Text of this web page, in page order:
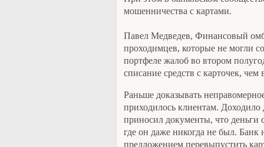
мошенничества с картами.
Павел Медведев, Финансовый
проходимцев, которые не могли
портфеле жалоб во втором
списание средств с карточек,
Раньше доказывать
приходилось клиентам.
приносил документы, что деньги
где он даже никогда не был. Банк
предложением перевыпустить